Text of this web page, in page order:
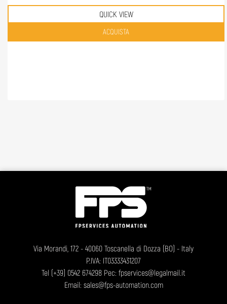
QUICK VIEW
Quantità
ACQUISTA
Via Morandi, 172 - 40060 Toscanella di Dozza (BO) - Italy
P.IVA: IT03333431207
Tel (+39) 0542 674298 Pec: fpservices@legalmail.it
Email: sales@fps-automation.com